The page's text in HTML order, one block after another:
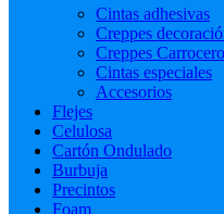
Cintas adhesivas
Creppes
Creppes Carrocero
Cintas especiales
Accesorios
Flejes
Celulosa
Cartón Ondulado
Burbuja
Precintos
Foam